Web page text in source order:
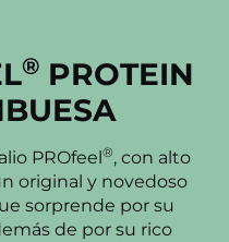
® PROTEIN
PROfeel®, con alto
original y novedoso
sorprende por su
de por su rico